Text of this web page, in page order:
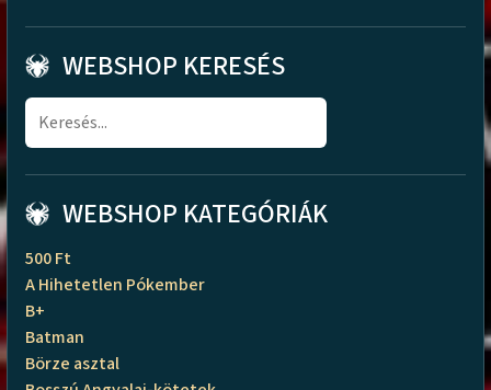
WEBSHOP KERESÉS
WEBSHOP KATEGÓRIÁK
500 Ft
A Hihetetlen Pókember
B+
Batman
Börze asztal